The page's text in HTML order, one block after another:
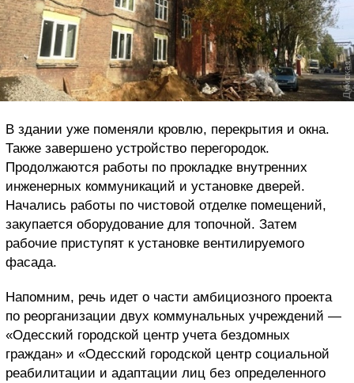
В здании уже поменяли кровлю, перекрытия и окна.
Также завершено устройство перегородок.
Продолжаются работы по прокладке внутренних
инженерных коммуникаций и установке дверей.
Начались работы по чистовой отделке помещений,
закупается оборудование для топочной. Затем
рабочие приступят к установке вентилируемого
фасада.
Напомним, речь идет о части амбициозного проекта
по реорганизации двух коммунальных учреждений —
«Одесский городской центр учета бездомных
граждан» и «Одесский городской центр социальной
реабилитации и адаптации лиц без определенного